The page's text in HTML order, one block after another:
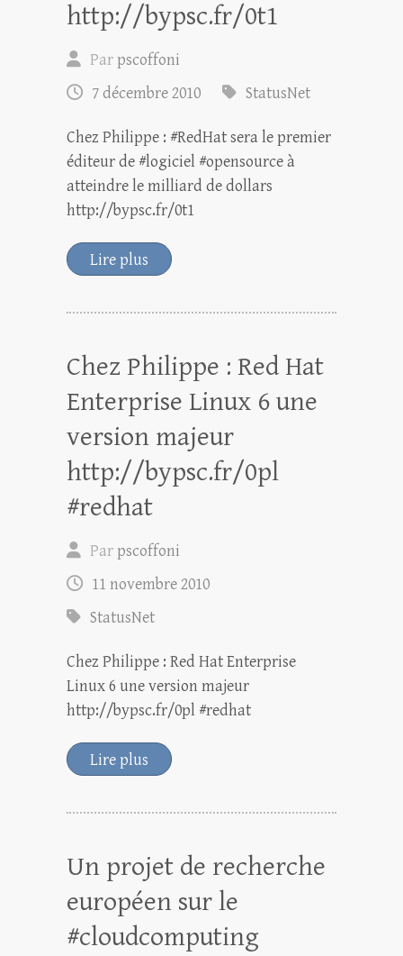
http://bypsc.fr/0t1
Par pscoffoni
7 décembre 2010
StatusNet
Chez Philippe : #RedHat sera le premier
éditeur de #logiciel #opensource à
atteindre le milliard de dollars
http://bypsc.fr/0t1
Lire plus
Chez Philippe : Red Hat
Enterprise Linux 6 une
version majeur
http://bypsc.fr/0pl
#redhat
Par pscoffoni
11 novembre 2010
StatusNet
Chez Philippe : Red Hat Enterprise
Linux 6 une version majeur
http://bypsc.fr/0pl #redhat
Lire plus
Un projet de recherche
européen sur le
#cloudcomputing